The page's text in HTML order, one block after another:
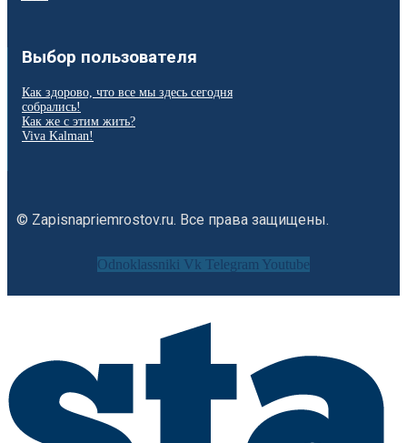
Выбор пользователя
Как здорово, что все мы здесь сегодня
собрались!
Как же с этим жить?
Viva Kalman!
© Zapisnapriemrostov.ru. Все права защищены.
Odnoklassniki Vk Telegram Youtube